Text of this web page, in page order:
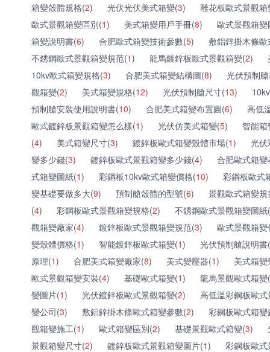
箱變殼體規格(2) 光伏光伏美式箱變(3)
雕花板歐式景觀
歐式景觀箱變區別(1) 美式箱變用戶手冊(8)
歐式景觀箱
箱變說明書(6) 合肥歐式箱變技術參數(5)
敷鋁鋅掛木條
不銹鋼歐式景觀箱變規范(1) 龍馬鍍鋅板歐式景觀箱變(2)
10kv歐式箱變規格(3) 合肥美式箱變結構圖(8)
光伏預制
觀箱變(2) 美式箱變規格(12) 光伏預制艙尺寸(13)
預制艙安裝使用說明書(10) 合肥美式箱變布置圖(6)
高低
歐式鍍鋅板景觀箱變怎么樣(1) 光伏仿美式箱變(5)
智能
(4) 美式箱變尺寸(3) 鍍鋅板歐式箱變殼體市場(1)
光伏
變多少錢(3) 鍍鋅板歐式景觀箱變多少錢(4)
合肥歐式箱
式箱變圖紙(1) 彩鋼板10kv歐式箱變價格(10)
彩鋼板歐式
變基礎要做多大(9) 預制艙殼體的型號(6)
景觀歐式箱變規
(4) 彩鋼板歐式景觀箱變規格(2)
不銹鋼歐式景觀箱變圖紙(
觀箱變廠家(4) 鍍鋅板歐式景觀箱變規范(3)
歐式景觀箱
變殼體價格(1) 智能鍍鋅板歐式箱變(1)
光伏預制艙說明書(
原理(1) 合肥美式箱變廠家(8) 美式變壓器(1)
美式箱
歐式景觀箱變安裝(4) 基礎歐式箱變(1)
龍馬景觀歐式箱變(
變圖片(1) 光伏鍍鋅板歐式景觀箱變(2)
高低溫彩鋼板歐
變公司(3) 敷鋁鋅掛木條歐式箱變參數(2)
彩鋼板歐式箱
觀箱變施工(1) 歐式箱變區別(2) 基礎景觀歐式箱變(3)
景觀箱變尺寸(2) 鍍鋅板歐式景觀箱變圖片(1) 彩鋼板歐